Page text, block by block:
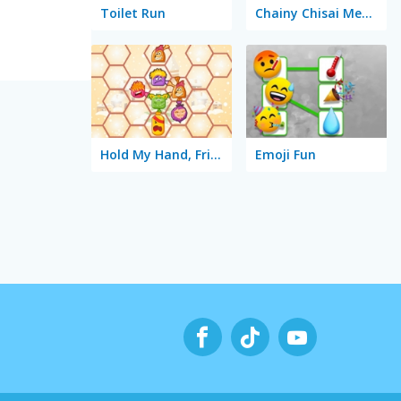
Toilet Run Chainy Chisai Medieval 2
Hold My Hand, Friend Emoji Fun